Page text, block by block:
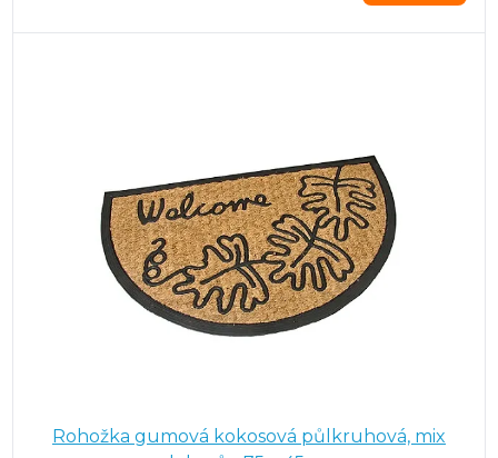
Rohožka gumová kokosová půlkruhová, mix